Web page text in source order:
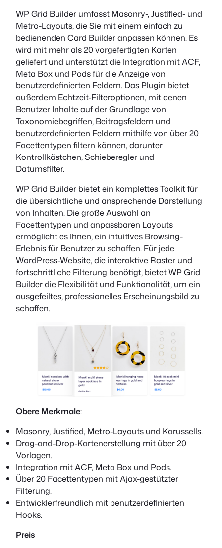
WP Grid Builder umfasst Masonry-, Justified- und
Metro-Layouts, die Sie mit einem einfach zu
bedienenden Card Builder anpassen können. Es
wird mit mehr als 20 vorgefertigten Karten
geliefert und unterstützt die Integration mit ACF,
Meta Box und Pods für die Anzeige von
benutzerdefinierten Feldern. Das Plugin bietet
außerdem Echtzeit-Filteroptionen, mit denen
Benutzer Inhalte auf der Grundlage von
Taxonomiebegriffen, Beitragsfeldern und
benutzerdefinierten Feldern mithilfe von über 20
Facettentypen filtern können, darunter
Kontrollkästchen, Schieberegler und
Datumsfilter.
WP Grid Builder bietet ein komplettes Toolkit für
die übersichtliche und ansprechende Darstellung
von Inhalten. Die große Auswahl an
Facettentypen und anpassbaren Layouts
ermöglicht es Ihnen, ein intuitives Browsing-
Erlebnis für Benutzer zu schaffen. Für jede
WordPress-Website, die interaktive Raster und
fortschrittliche Filterung benötigt, bietet WP Grid
Builder die Flexibilität und Funktionalität, um ein
ausgefeiltes, professionelles Erscheinungsbild zu
schaffen.
Obere Merkmale:
Masonry, Justified, Metro-Layouts und Karussells.
Drag-and-Drop-Kartenerstellung mit über 20
Vorlagen.
Integration mit ACF, Meta Box und Pods.
Über 20 Facettentypen mit Ajax-gestützter
Filterung.
Entwicklerfreundlich mit benutzerdefinierten
Hooks.
Preis